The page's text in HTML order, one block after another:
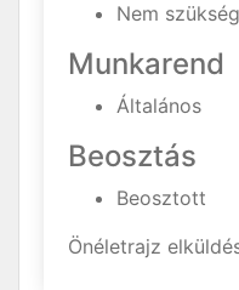
Nem
Munkarend
Általános
Beosztás
Beosztott
Önéletrajz